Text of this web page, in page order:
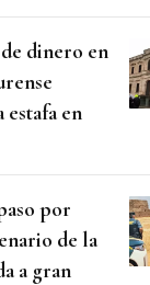
dinero en
estafa en
por
de la
a gran